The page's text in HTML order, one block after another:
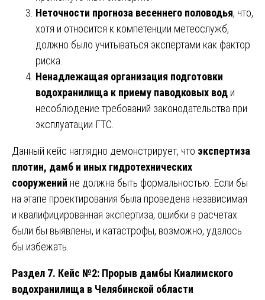
Неточности прогноза весеннего половодья, что,
хотя и относится к компетенции метеослужб,
должно было учитываться экспертами как фактор
риска.
Ненадлежащая организация подготовки
водохранилища к приему паводковых вод и
несоблюдение требований законодательства при
эксплуатации ГТС.
Данный кейс наглядно демонстрирует, что экспертиза
плотин, дамб и иных гидротехнических
сооружений не должна быть формальностью. Если бы
на этапе проектирования была проведена независимая
и квалифицированная экспертиза, ошибки в расчетах
были бы выявлены, и катастрофы, возможно, удалось
бы избежать.
Раздел 7. Кейс №2: Прорыв дамбы Киалимского
водохранилища в Челябинской области